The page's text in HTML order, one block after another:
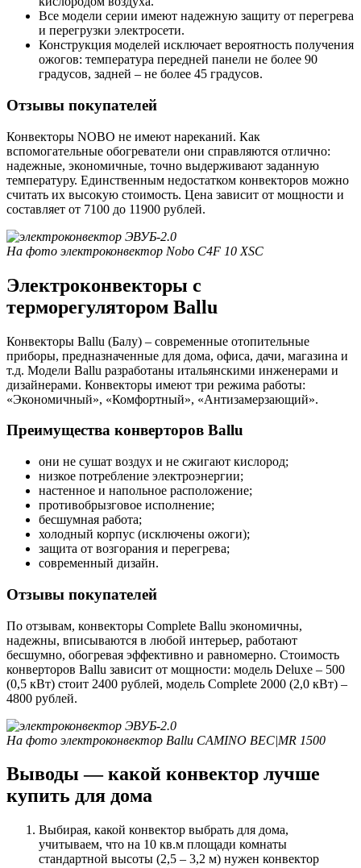
Все модели серии имеют надежную защиту от перегрева
и перегрузки электросети.
Конструкция моделей исключает вероятность получения
ожогов: температура передней панели не более 90
градусов, задней – не более 45 градусов.
Отзывы покупателей
Конвекторы NOBO не имеют нареканий. Как
вспомогательные обогреватели они справляются отлично:
надежные, экономичные, точно выдерживают заданную
температуру. Единственным недостатком конвекторов можно
считать их высокую стоимость. Цена зависит от мощности и
составляет от 7100 до 11900 рублей.
На фото электроконвектор Nobo C4F 10 XSC
Электроконвекторы с
терморегулятором Ballu
Конвекторы Ballu (Балу) – современные отопительные
приборы, предназначенные для дома, офиса, дачи, магазина и
т.д. Модели Ballu разработаны итальянскими инженерами и
дизайнерами. Конвекторы имеют три режима работы:
«Экономичный», «Комфортный», «Антизамерзающий».
Преимущества конверторов Ballu
они не сушат воздух и не сжигают кислород;
низкое потребление электроэнергии;
настенное и напольное расположение;
противобрызговое исполнение;
бесшумная работа;
холодный корпус (исключены ожоги);
защита от возгорания и перегрева;
современный дизайн.
Отзывы покупателей
По отзывам, конвекторы Complete Ballu экономичны,
надежны, вписываются в любой интерьер, работают
бесшумно, обогревая эффективно и равномерно. Стоимость
конверторов Ballu зависит от мощности: модель Deluxe – 500
(0,5 кВт) стоит 2400 рублей, модель Complete 2000 (2,0 кВт) –
4800 рублей.
На фото электроконвектор Ballu CAMINO BEC|MR 1500
Выводы — какой конвектор лучше
купить для дома
Выбирая, какой конвектор выбрать для дома,
учитываем, что на 10 кв.м площади комнаты
стандартной высоты (2,5 – 3,2 м) нужен конвектор